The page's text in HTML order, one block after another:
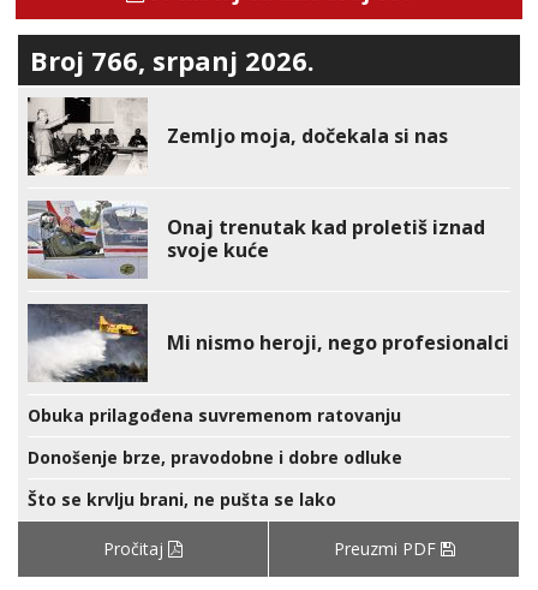
Broj 766, srpanj 2026.
Zemljo moja, dočekala si nas
Onaj trenutak kad proletiš iznad
svoje kuće
Mi nismo heroji, nego profesionalci
Obuka prilagođena suvremenom ratovanju
Donošenje brze, pravodobne i dobre odluke
Što se krvlju brani, ne pušta se lako
Pročitaj Preuzmi PDF